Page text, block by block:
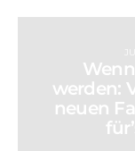
werden:
neuen